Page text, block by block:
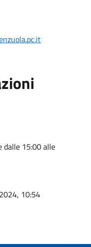
dalle 15:00 alle
10:54